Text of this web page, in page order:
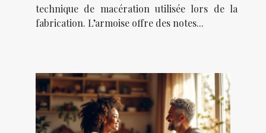
technique de macération utilisée lors de la
fabrication. L’armoise offre des notes...